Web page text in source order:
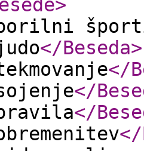
>
</Beseda>
</
</
</
</